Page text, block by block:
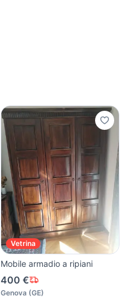
Vetrina
Mobile armadio a ripiani
400 €
Genova (GE)